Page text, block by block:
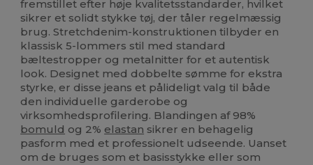
fremstillet efter høje kvalitetsstandarder, hvilket
sikrer et solidt stykke tøj, der tåler regelmæssig
brug. Stretchdenim-konstruktionen tilbyder en
klassisk 5-lommers stil med standard
bæltestropper og metalnitter for et autentisk
look. Designet med dobbelte sømme for ekstra
styrke, er disse jeans et pålideligt valg til både
den individuelle garderobe og
virksomhedsprofilering. Blandingen af 98%
bomuld og 2% elastan sikrer en behagelig
pasform med et professionelt udseende. Uanset
om de bruges som et basisstykke eller som